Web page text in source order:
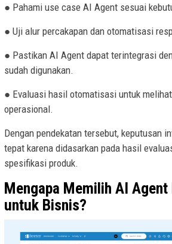
● Pahami use case AI Agent sesuai
● Uji alur percakapan dan otomatisasi
● Pastikan AI Agent dapat terintegrasi
sudah digunakan.
● Evaluasi hasil otomatisasi untuk
operasional.
Dengan pendekatan tersebut, keputusan
tepat karena didasarkan pada hasil
spesifikasi produk.
Mengapa Memilih AI Agent
untuk Bisnis?